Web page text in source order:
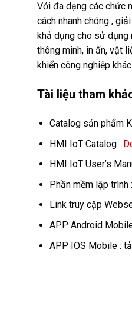
Với đa dạng các chức
cách nhanh chóng ,
khả dụng cho sử dụng
thông minh, in ấn, vật
khiển công nghiệp khác.
Tài liệu tham
Catalog sản phẩm
HMI IoT Catalog :
HMI IoT User’s
Phần mềm lập trình :
Link truy cập
APP Android
APP IOS Mobile :